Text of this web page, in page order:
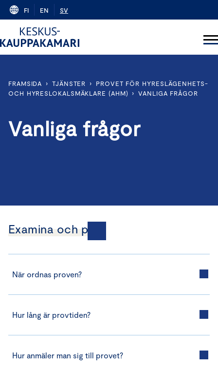
Skip
content
FI EN SV
FRAMSIDA › TJÄNSTER ›
PROVET FÖR HYRESLÄGENHETS-
OCH HYRESLOKALSMÄKLARE (AHM)
› VANLIGA FRÅGOR
Vanliga frågor
Examina och prov
När ordnas proven?
Hur lång är provtiden?
Hur anmäler man sig till provet?